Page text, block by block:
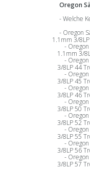
Oregon
Welche
Oregon
1.1mm 3/8LP
1.1mm 3/
3/8LP 44
3/8LP 45
3/8LP 46
3/8LP 50
3/8LP 52
3/8LP 55
3/8LP 56
3/8LP 57